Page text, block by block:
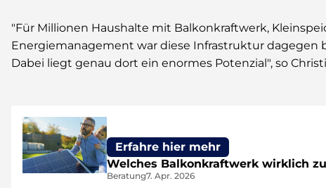
"Für Millionen Haushalte mit Balkonkraftwerk,
Energiemanagement war diese Infrastruktur dagegen
Dabei liegt genau dort ein enormes Potenzial", so
Erfahre hier mehr
Welches Balkonkraftwerk wirklich
Beratung7. Apr. 2026